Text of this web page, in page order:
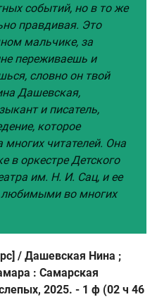
событий, но в то же
правдивая. Это
мальчике, за
переживаешь и
словно он твой
Дашевская,
и писатель,
которое
многих читателей. Она
в оркестре Детского
им. Н. И. Сац, и ее
любимыми во многих
/ Дашевская Нина ;
: Самарская
2025. - 1 ф (02 ч 46